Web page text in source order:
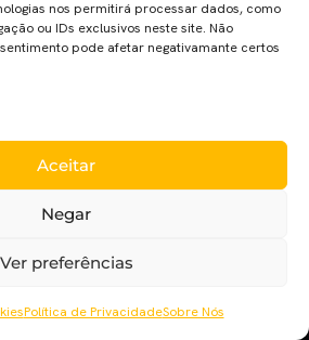
nos permitirá processar dados, como
ou IDs exclusivos neste site. Não
pode afetar negativamante certos
Aceitar
Negar
Ver preferências
Política de PrivacidadeSobre Nós
papéis da carreira de Tilda
sobre Kevin Sinopse: Eva coloca as
de parte para dar à luz Kevin. A
15 anos, […]